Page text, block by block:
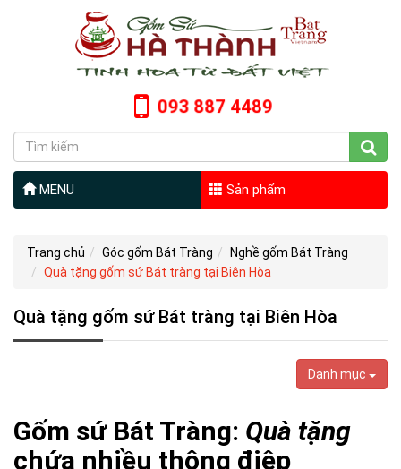
093 887 4489
MENU Sản phẩm
Trang chủ Góc gốm Bát Tràng
Nghề gốm Bát Tràng
Quà tặng gốm sứ Bát tràng tại Biên Hòa
Quà tặng gốm sứ Bát tràng tại Biên Hòa
Danh mục
Gốm sứ Bát Tràng: Quà tặng
chứa nhiều thông điệp